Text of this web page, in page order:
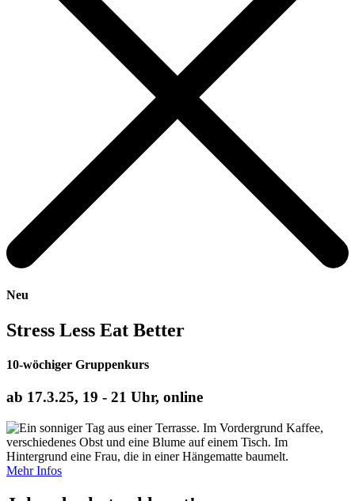
Neu
Stress Less Eat Better
10-wöchiger Gruppenkurs
ab 17.3.25, 19 - 21 Uhr, online
Mehr Infos